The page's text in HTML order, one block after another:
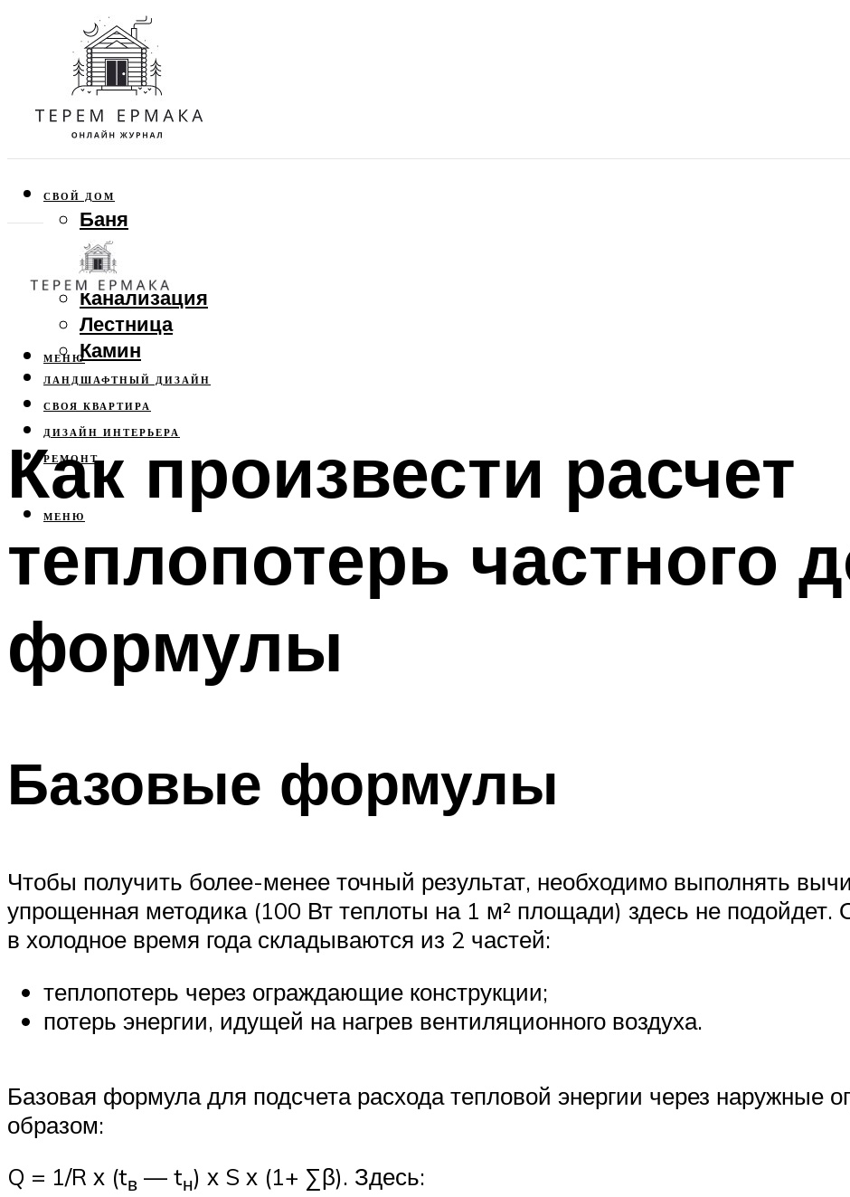
СВОЙ ДОМ
Баня
Веранда
Забор
Канализация
Лестница
Камин
ЛАНДШАФТНЫЙ ДИЗАЙН
СВОЯ КВАРТИРА
ДИЗАЙН ИНТЕРЬЕРА
РЕМОНТ
МЕНЮ
МЕНЮ
Как произвести расчет
теплопотерь частного
формулы
Базовые формулы
Чтобы получить более-менее точный результат, необходимо выполнять
упрощенная методика (100 Вт теплоты на 1 м² площади) здесь не
в холодное время года складываются из 2 частей:
теплопотерь через ограждающие конструкции;
потерь энергии, идущей на нагрев вентиляционного воздуха.
Базовая формула для подсчета расхода тепловой энергии через наружные
образом:
Q = 1/R х (tв — tн) х S х (1+ ∑β). Здесь: